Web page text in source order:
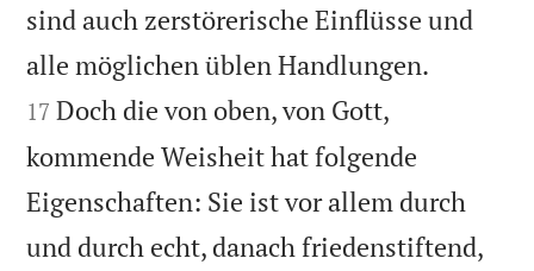
sind auch zerstörerische Einflüsse und
alle möglichen üblen Handlungen.
17 Doch die von oben, von Gott,
kommende Weisheit hat folgende
Eigenschaften: Sie ist vor allem durch
und durch echt, danach friedenstiftend,